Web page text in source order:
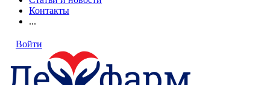
Контакты
...
Войти